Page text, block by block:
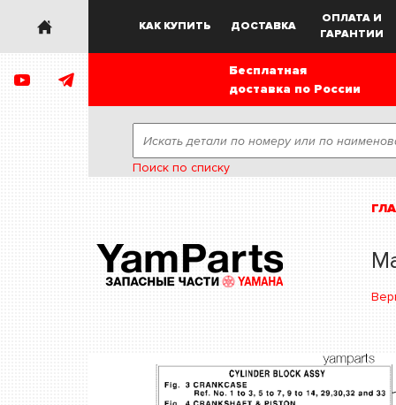
КАК КУПИТЬ ДОСТАВКА
ОПЛАТА И
ГАРАНТИИ
Бесплатная
доставка по России
Поиск по списку